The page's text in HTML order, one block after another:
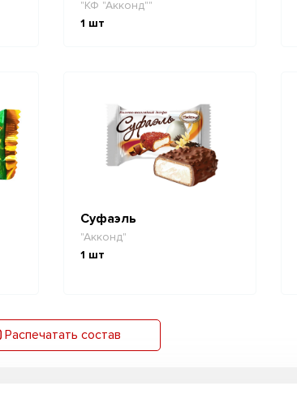
"КФ "Акконд""
1 шт
Суфаэль
"Акконд"
1 шт
Распечатать состав